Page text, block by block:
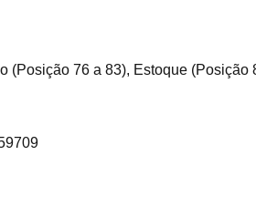
(Posição 76 a 83), Estoque (Posição